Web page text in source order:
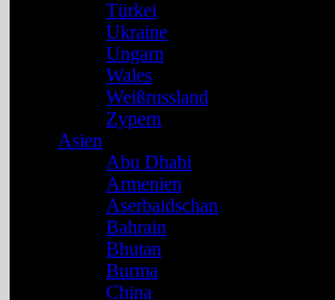
Türkei
Ukraine
Ungarn
Wales
Weißrussland
Zypern
Asien
Abu Dhabi
Armenien
Aserbaidschan
Bahrain
Bhutan
Burma
China